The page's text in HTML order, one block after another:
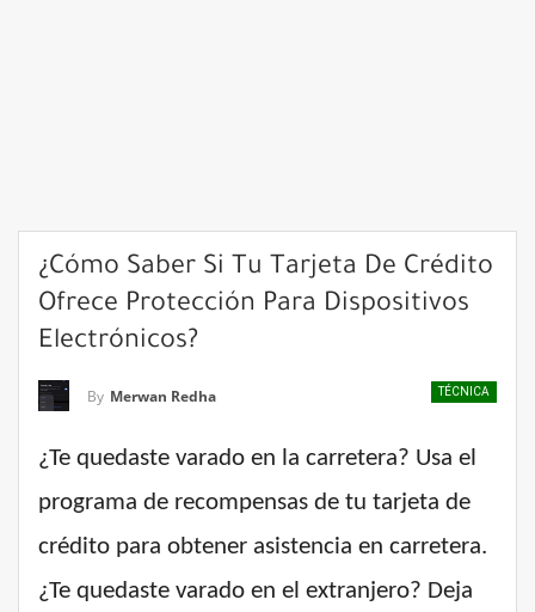
¿Cómo Saber Si Tu Tarjeta De Crédito
Ofrece Protección Para Dispositivos
Electrónicos?
TÉCNICA
By Merwan Redha
¿Te quedaste varado en la carretera? Usa el
programa de recompensas de tu tarjeta de
crédito para obtener asistencia en carretera.
¿Te quedaste varado en el extranjero? Deja